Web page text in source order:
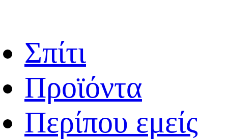
Σπίτι
Προϊόντα
Περίπου εμείς